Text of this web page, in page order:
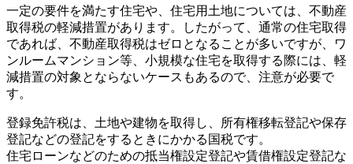
一定の要件を満たす住宅や、住宅用土地については、不動産
取得税の軽減措置があります。したがって、通常の住宅取得
であれば、不動産取得税はゼロとなることが多いですが、ワ
ンルームマンション等、小規模な住宅を取得する際には、軽
減措置の対象とならないケースもあるので、注意が必要で
す。
登録免許税は、土地や建物を取得し、所有権移転登記や保存
登記などの登記をするときにかかる国税です。
住宅ローンなどのための抵当権設定登記や賃借権設定登記な